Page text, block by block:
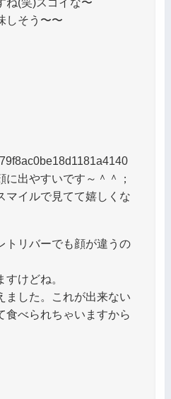
しそう〜〜
出やすいです～＾＾；
マイルで見てて嬉しくな
トリバーでも顔が違うの
けどね。
ました。これが出来ない
食べられちゃいますから